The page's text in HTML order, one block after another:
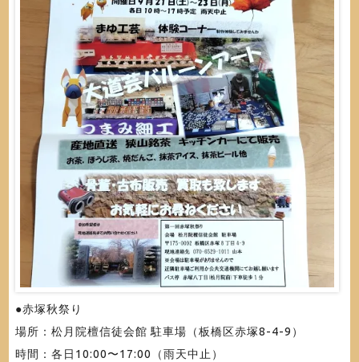
●赤塚秋祭り
場所：松月院檀信徒会館 駐車場（板橋区赤塚8-4-9）
時間：各日10:00〜17:00（雨天中止）